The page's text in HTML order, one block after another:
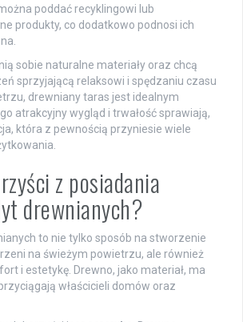
poddać recyklingowi lub
produkty, co dodatkowo podnosi ich
sobie naturalne materiały oraz chcą
sprzyjającą relaksowi i spędzaniu czasu
drewniany taras jest idealnym
atrakcyjny wygląd i trwałość sprawiają,
która z pewnością przyniesie wiele
z posiadania
drewnianych?
to nie tylko sposób na stworzenie
na świeżym powietrzu, ale również
i estetykę. Drewno, jako materiał, ma
właścicieli domów oraz